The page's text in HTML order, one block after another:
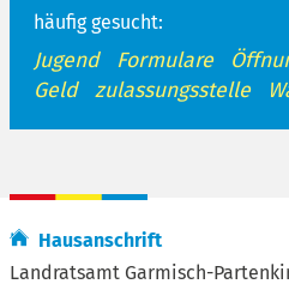
häufig gesucht:
Jugend Formulare
Geld
zulassungsstelle
Hausanschrift
Landratsamt Garmisch-